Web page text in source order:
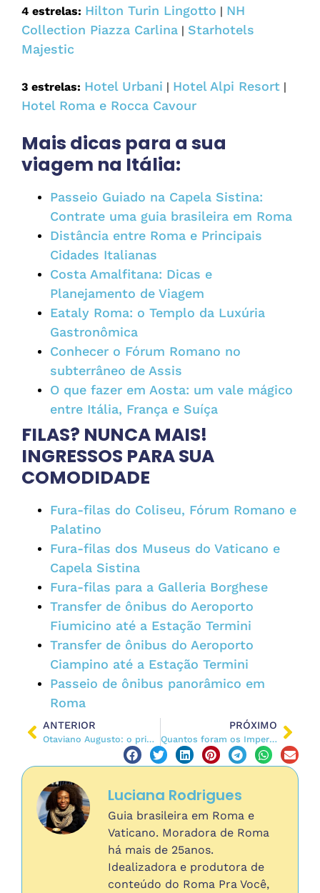
4 estrelas: Hilton Turin Lingotto | NH
Collection Piazza Carlina | Starhotels
Majestic
3 estrelas: Hotel Urbani | Hotel Alpi Resort |
Hotel Roma e Rocca Cavour
Mais dicas para a sua
viagem na Itália:
Passeio Guiado na Capela Sistina:
Contrate uma guia brasileira em Roma
Distância entre Roma e Principais
Cidades Italianas
Costa Amalfitana: Dicas e
Planejamento de Viagem
Eataly Roma: o Templo da Luxúria
Gastronômica
Conhecer o Fórum Romano no
subterrâneo de Assis
O que fazer em Aosta: um vale mágico
entre Itália, França e Suíça
FILAS? NUNCA MAIS!
INGRESSOS PARA SUA
COMODIDADE
Fura-filas do Coliseu, Fórum Romano e
Palatino
Fura-filas dos Museus do Vaticano e
Capela Sistina
Fura-filas para a Galleria Borghese
Transfer de ônibus do Aeroporto
Fiumicino até a Estação Termini
Transfer de ônibus do Aeroporto
Ciampino até a Estação Termini
Passeio de ônibus panorâmico em
Roma
ANTERIOR
Otaviano Augusto: o primeiro imperador de Roma
PRÓXIMO
Quantos foram os Imperadores Romanos?
Luciana Rodrigues
Guia brasileira em Roma e
Vaticano. Moradora de Roma
há mais de 25anos.
Idealizadora e produtora de
conteúdo do Roma Pra Você,